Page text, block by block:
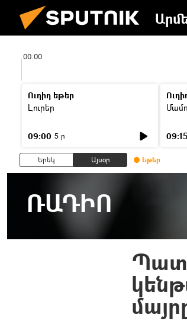
00:00
Ուղիղ եթեր
Լուրեր
09:00 5 ր 09:15
Երեկ Այսօր Եթեր
ՌԱԴԻՈ